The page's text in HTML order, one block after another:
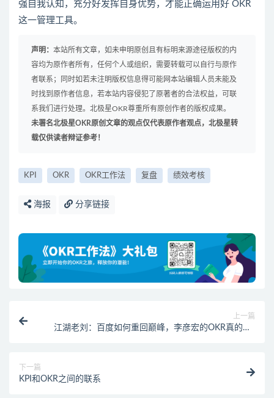
强自我认知，充分好发挥自身优势，才能正确运用好 OKR
这一管理工具。
声明： 本站所有文章，如未申明原创且有标明来源途径版权的内
容均为原作者所有，任何个人或组织，需要转载可以自行与原作
者联系；同时如若未注明版权信息得可能网本站编辑人员未能及
时找到原作者信息，若本站内容侵犯了原著者的合法权益，可联
系我们进行处理。北极星OKR尊重所有原创作者的版权成果。
未署名北极星OKR原创文章的观点仅代表原作者观点，北极星转
载仅供读者辩证参考！
KPI OKR OKR工作法 复盘 绩效考核
海报 分享链接
上一篇
江湖老刘：百度如何重回巅峰，李彦宏的OKR真的OK
下一篇
KPI和OKR之间的联系